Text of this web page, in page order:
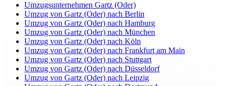
Umzugsunternehmen Gartz (Oder)
Umzug von Gartz (Oder) nach Berlin
Umzug von Gartz (Oder) nach Hamburg
Umzug von Gartz (Oder) nach München
Umzug von Gartz (Oder) nach Köln
Umzug von Gartz (Oder) nach Frankfurt am Main
Umzug von Gartz (Oder) nach Stuttgart
Umzug von Gartz (Oder) nach Düsseldorf
Umzug von Gartz (Oder) nach Leipzig